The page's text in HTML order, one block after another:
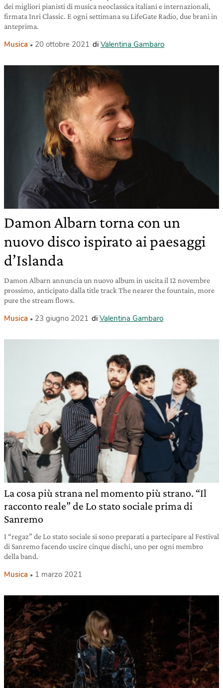
dei migliori pianisti di musica neoclassica italiani e internazionali,
firmata Inri Classic. E ogni settimana su LifeGate Radio, due brani in
anteprima.
Musica 20 ottobre 2021 di Valentina Gambaro
Damon Albarn torna con un
nuovo disco ispirato ai paesaggi
d’Islanda
Damon Albarn annuncia un nuovo album in uscita il 12 novembre
prossimo, anticipato dalla title track The nearer the fountain, more
pure the stream flows.
Musica 23 giugno 2021 di Valentina Gambaro
La cosa più strana nel momento più strano. “Il
racconto reale” de Lo stato sociale prima di
Sanremo
I “regaz” de Lo stato sociale si sono preparati a partecipare al Festival
di Sanremo facendo uscire cinque dischi, uno per ogni membro
della band.
Musica 1 marzo 2021